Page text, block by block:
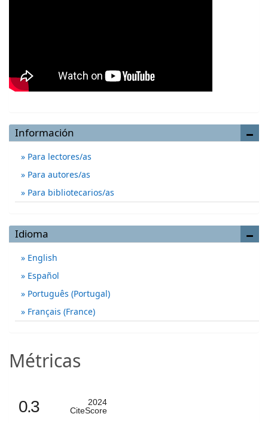
Información
Para lectores/as
Para autores/as
Para bibliotecarios/as
Idioma
English
Español
Português (Portugal)
Français (France)
Métricas
0.3
2024
CiteScore